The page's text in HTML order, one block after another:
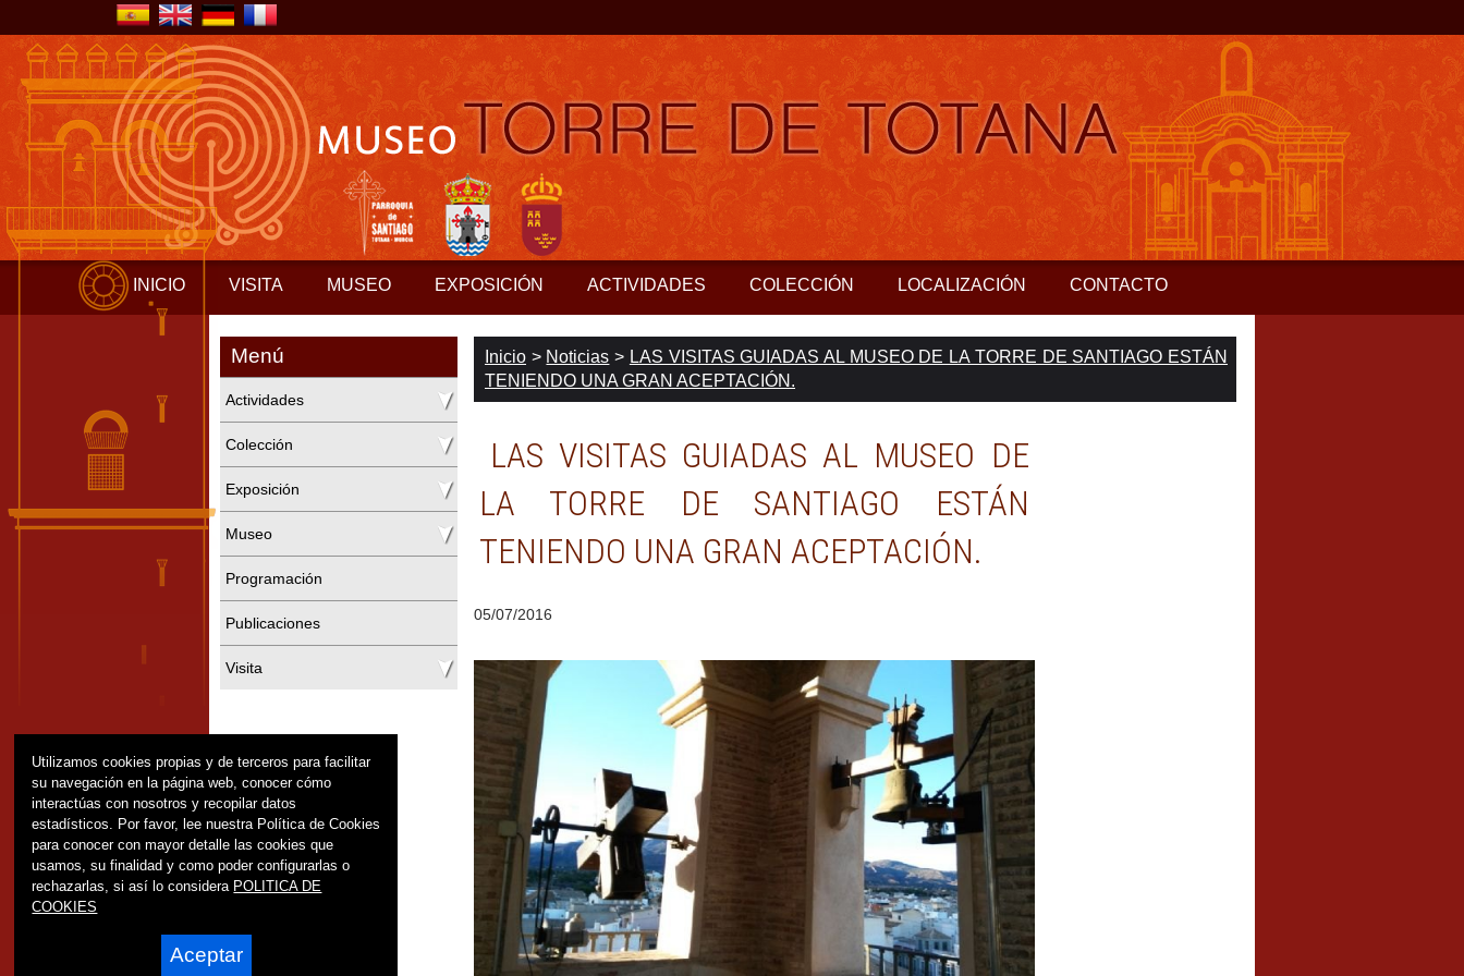
INICIO VISITA MUSEO EXPOSICIÓN ACTIVIDADES COLECCIÓN LOCALIZACIÓN CONTACTO
Menú
Actividades
Colección
Exposición
Museo
Programación
Publicaciones
Visita
Inicio > Noticias > LAS VISITAS GUIADAS AL MUSEO DE LA TORRE DE SANTIAGO ESTÁN
TENIENDO UNA GRAN ACEPTACIÓN.
LAS VISITAS GUIADAS AL MUSEO DE
LA TORRE DE SANTIAGO ESTÁN
TENIENDO UNA GRAN ACEPTACIÓN.
05/07/2016
Utilizamos cookies propias y de terceros para facilitar
su navegación en la página web, conocer cómo
interactúas con nosotros y recopilar datos
estadísticos. Por favor, lee nuestra Política de Cookies
para conocer con mayor detalle las cookies que
usamos, su finalidad y como poder configurarlas o
rechazarlas, si así lo considera POLITICA DE
COOKIES
Aceptar